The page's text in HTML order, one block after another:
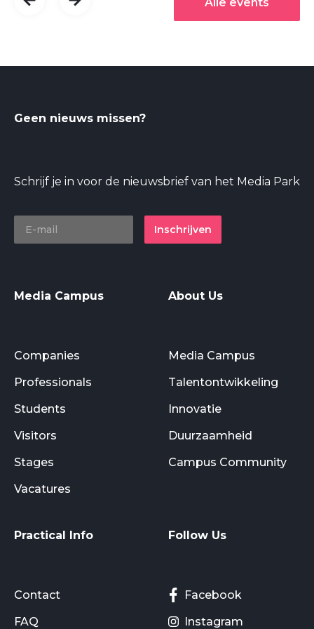
Geen nieuws missen?
Schrijf je in voor de nieuwsbrief van het Media Park
Inschrijven
Media Campus
Companies
Professionals
Students
Visitors
Stages
Vacatures
About Us
Media Campus
Talentontwikkeling
Innovatie
Duurzaamheid
Campus Community
Practical Info
Contact
FAQ
Follow Us
Facebook
Instagram